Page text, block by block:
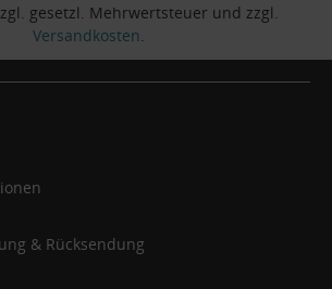
gesetzl. Mehrwertsteuer und zzgl.
Versandkosten.
& Rücksendung